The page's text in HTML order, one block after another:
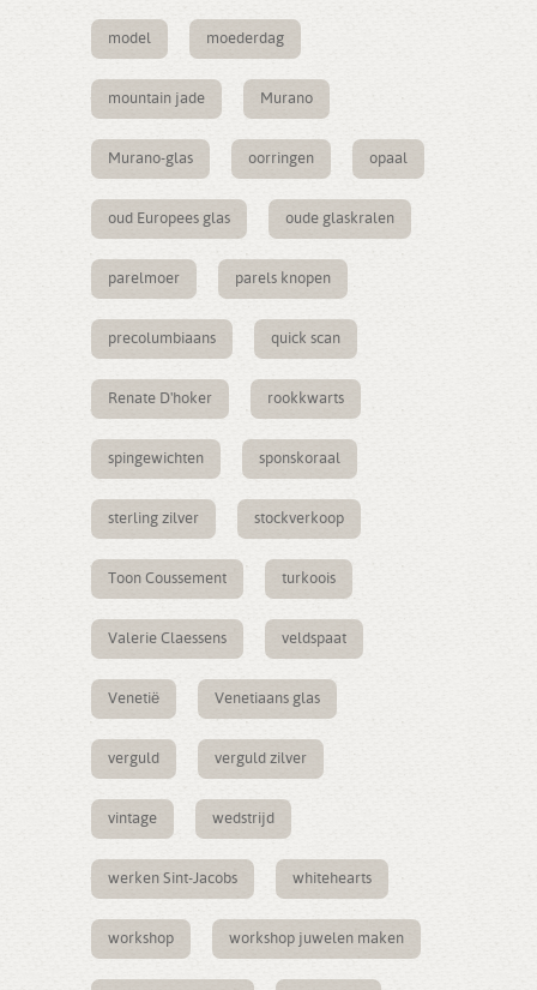
model moederdag
mountain jade Murano
Murano-glas oorringen opaal
oud Europees glas oude glaskralen
parelmoer parels knopen
precolumbiaans quick scan
Renate D'hoker rookkwarts
spingewichten sponskoraal
sterling zilver stockverkoop
Toon Coussement turkoois
Valerie Claessens veldspaat
Venetië Venetiaans glas
verguld verguld zilver
vintage wedstrijd
werken Sint-Jacobs whitehearts
workshop workshop juwelen maken